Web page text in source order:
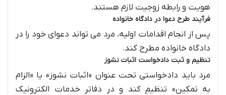
هویت و رابطه زوجیت لازم هستند.
فرآیند طرح دعوا در دادگاه خانواده
پس از انجام اقدامات اولیه، مرد می تواند دعوای خود را در
دادگاه خانواده مطرح کند.
تنظیم و ثبت دادخواست اثبات نشوز
مرد باید دادخواستی تحت عنوان «اثبات نشوز» یا «الزام
به تمکین» تنظیم کند و در دفاتر خدمات الکترونیک